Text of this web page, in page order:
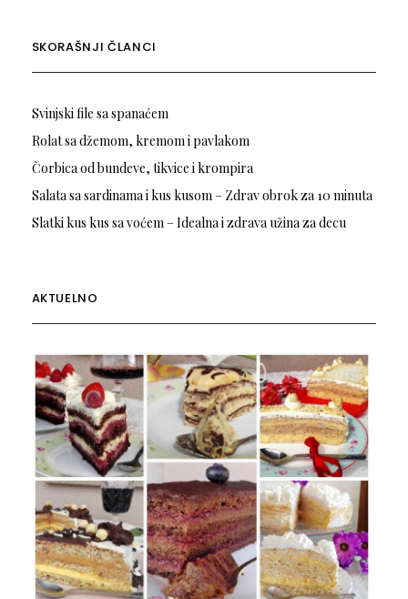
SKORAŠNJI ČLANCI
Svinjski file sa spanaćem
Rolat sa džemom, kremom i pavlakom
Čorbica od bundeve, tikvice i krompira
Salata sa sardinama i kus kusom – Zdrav obrok za 10 minuta
Slatki kus kus sa voćem – Idealna i zdrava užina za decu
AKTUELNO